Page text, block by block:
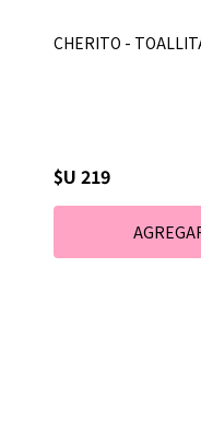
CHERITO -
$U 219